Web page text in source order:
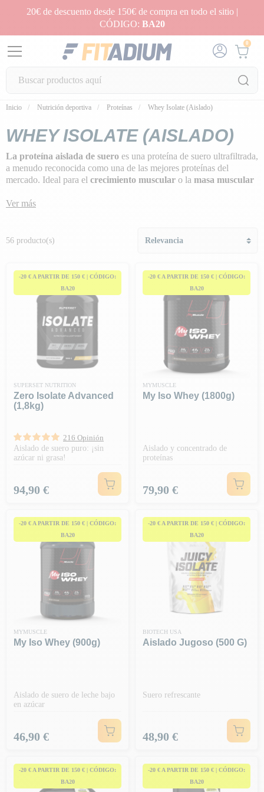
20€ de descuento desde 150€ de compra en todo el sitio |
CÓDIGO: BA20
0
Inicio Nutrición deportiva Proteínas Whey Isolate (Aislado)
WHEY ISOLATE (AISLADO)
La proteína aislada de suero es una proteína de suero ultrafiltrada,
a menudo reconocida como una de las mejores proteínas del
mercado. Ideal para el crecimiento muscular o la masa muscular
pocos hidratos de carbono y grasas
contenido en proteínas de hasta el 90%
. Tiene un
biológico
(alta y rápida asimilación por el organismo) y un
microfiltración, ideal parapersonas con intolerancia a la lactosa
Ver más
56 producto(s)
-20 € A PARTIR DE 150 € | CÓDIGO:
BA20
SUPERSET NUTRITION
Zero Isolate Advanced
(1,8kg)
216 Opinión
Aislado de suero puro: ¡sin
azúcar ni grasa!
Precio
94,90 €
-20 € A PARTIR DE 150 € | CÓDIGO:
BA20
MYMUSCLE
My Iso Whey (1800g)
Aislado y concentrado de
proteínas
Precio
79,90 €
-20 € A PARTIR DE 150 € | CÓDIGO:
BA20
MYMUSCLE
My Iso Whey (900g)
Aislado de suero de leche bajo
en azúcar
Precio
46,90 €
-20 € A PARTIR DE 150 € | CÓDIGO:
BA20
BIOTECH USA
Aislado Jugoso (500 G)
Suero refrescante
Precio
48,90 €
-20 € A PARTIR DE 150 € | CÓDIGO:
BA20
-20 € A PARTIR DE 150 € | CÓDIGO:
BA20